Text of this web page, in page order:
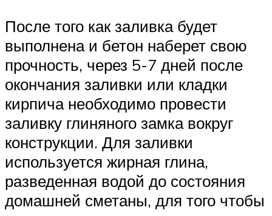
После того как заливка будет
выполнена и бетон наберет свою
прочность, через 5-7 дней после
окончания заливки или кладки
кирпича необходимо провести
заливку глиняного замка вокруг
конструкции. Для заливки
используется жирная глина,
разведенная водой до состояния
домашней сметаны, для того чтобы